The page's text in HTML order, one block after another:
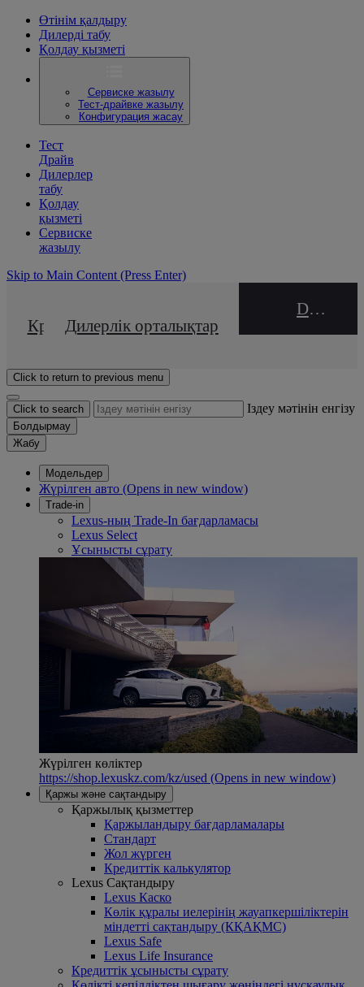
Өтінім қалдыру
Дилерді табу
Қолдау қызметі
Сервиске жазылу
Тест-драйвке жазылу
Конфигурация жасау
Тест
Драйв
Дилерлер
табу
Қолдау
қызметі
Сервиске
жазылу
Skip to Main Content (Press Enter)
Кредиттік калькулятор
Дилерлік орталықтар
DEALER NAME
Click to return to previous menu
Click to search Іздеу мәтінін енгізу
Болдырмау
Жабу
Модельдер
Жүрілген авто (Opens in new window)
Trade-in
Lexus-ның Trade-In бағдарламасы
Lexus Select
Ұсынысты сұрату
Жүрілген көліктер
https://shop.lexuskz.com/kz/used (Opens in new window)
Қаржы және сақтандыру
Қаржылық қызметтер
Қаржыландыру бағдарламалары
Стандарт
Жол жүрген
Кредиттік калькулятор
Lexus Сақтандыру
Lexus Каско
Көлік құралы иелерінің жауапкершіліктерін
міндетті сақтандыру (КҚАҚМС)
Lexus Safe
Lexus Life Insurance
Кредиттік ұсынысты сұрату